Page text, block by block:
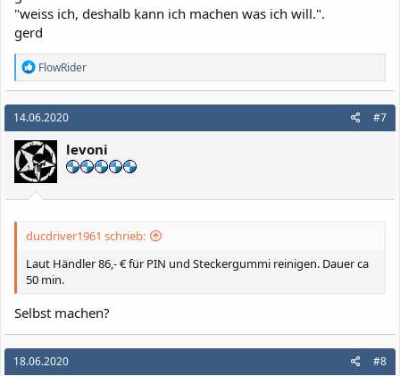
"weiss ich, deshalb kann ich machen was ich will.".
gerd
R
e
a
k
t
i
o
n
e
n
FlowRider
14.06.2020 #7
levoni
ducdriver1961 schrieb:
Laut Händler 86,- € für PIN und Steckergummi reinigen. Dauer ca
50 min.
Selbst machen?
18.06.2020 #8